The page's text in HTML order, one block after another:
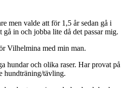
men valde att för 1,5 år sedan gå i
gå in och jobba lite då det passar mig.
Vilhelmina med min man.
hundar och olika raser. Har provat på
hundträning/tävling.